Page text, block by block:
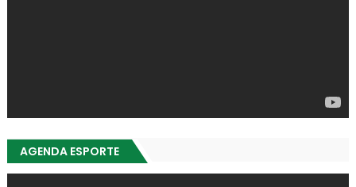
AGENDA ESPORTE